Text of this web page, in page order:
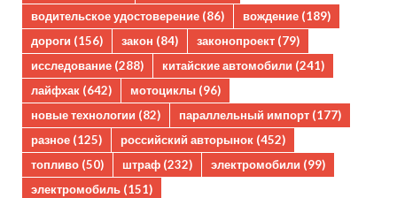
водительское удостоверение (86) вождение (189)
дороги (156) закон (84) законопроект (79)
исследование (288) китайские автомобили (241)
лайфхак (642) мотоциклы (96)
новые технологии (82) параллельный импорт (177)
разное (125) российский авторынок (452)
топливо (50) штраф (232) электромобили (99)
электромобиль (151)